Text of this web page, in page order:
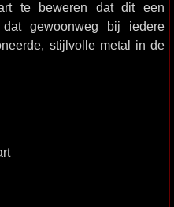
te beweren dat dit een
gewoonweg bij iedere
stijlvolle metal in de